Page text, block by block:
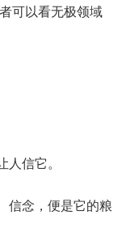
可以看无极领域
信它。
信念，便是它的粮